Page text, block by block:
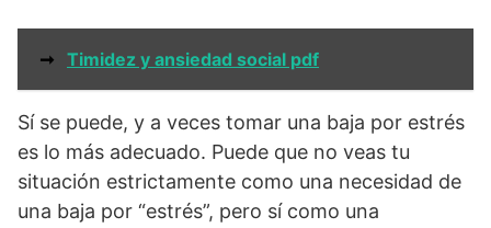
➞ Timidez y ansiedad social pdf
Sí se puede, y a veces tomar una baja por estrés
es lo más adecuado. Puede que no veas tu
situación estrictamente como una necesidad de
una baja por “estrés”, pero sí como una